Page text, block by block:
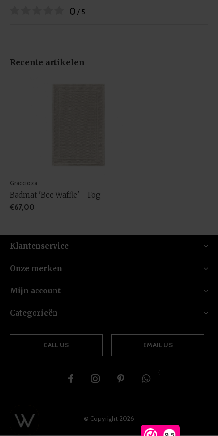
9,5
0 / 5
Recente artikelen
Graccioza
Badmat 'Bee Waffle' - Fog
€67,00
Klantenservice
Onze merken
Mijn account
Categorieën
CALL US EMAIL US
© Copyright 2026